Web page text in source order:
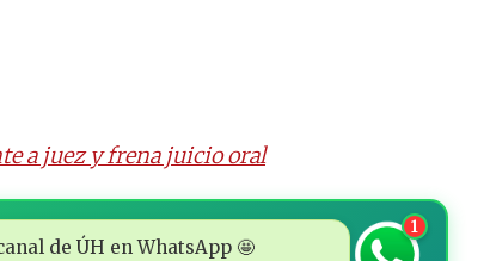
a juez y frena juicio oral
de ÚH en WhatsApp 🤩
1